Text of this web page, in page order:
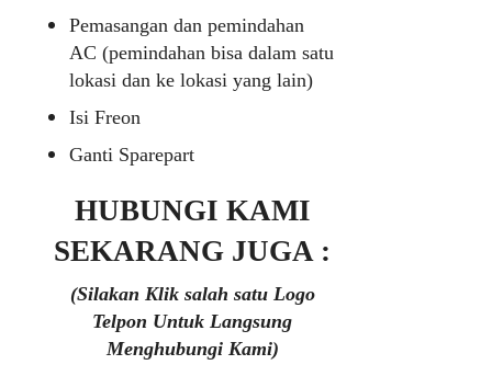
Pemasangan dan pemindahan
AC (pemindahan bisa dalam satu
lokasi dan ke lokasi yang lain)
Isi Freon
Ganti Sparepart
HUBUNGI KAMI
SEKARANG JUGA :
(Silakan Klik salah satu Logo
Telpon Untuk Langsung
Menghubungi Kami)